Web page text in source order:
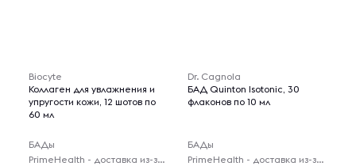
Biocyte
Коллаген для увлажнения и
упругости кожи, 12 шотов по
60 мл
БАДы
PrimeHealth - доставка из-за рубежа
Dr. Cagnola
БАД Quinton Isotonic, 30
флаконов по 10 мл
БАДы
PrimeHealth - доставка из-за рубежа